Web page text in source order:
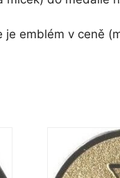
emblém v ceně
produkt
má